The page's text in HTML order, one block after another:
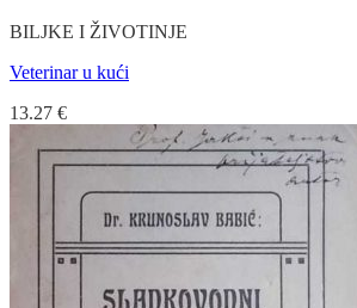
BILJKE I ŽIVOTINJE
Veterinar u kući
13.27 €